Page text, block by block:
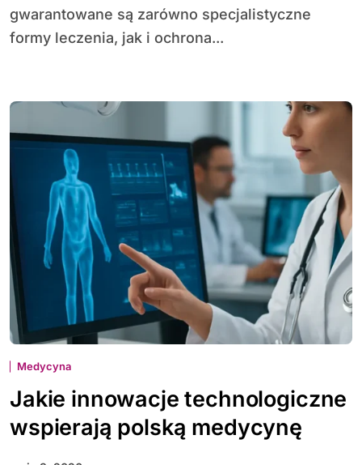
gwarantowane są zarówno specjalistyczne
formy leczenia, jak i ochrona...
Medycyna
Jakie innowacje technologiczne
wspierają polską medycynę